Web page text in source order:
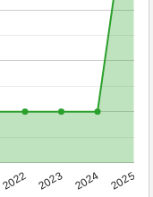
2022 2023 2024 2025